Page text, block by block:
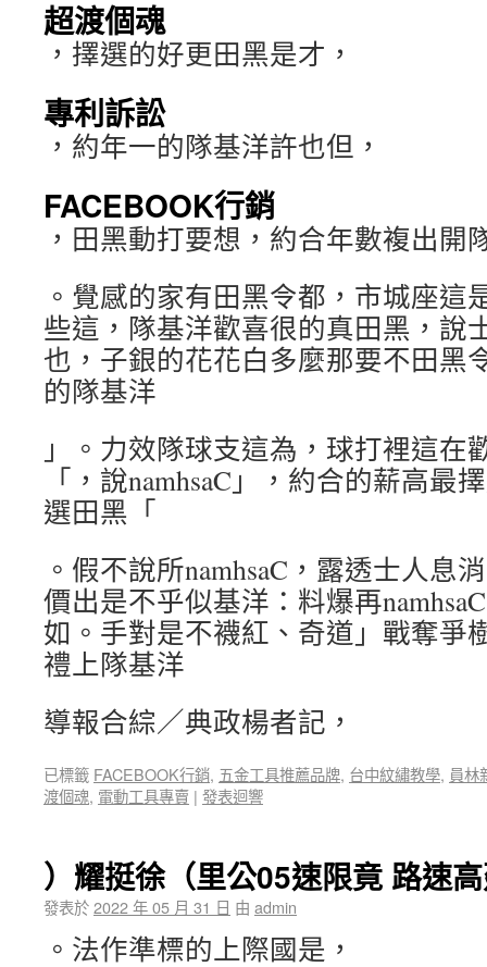
超渡個魂
，擇選的好更田黑是才，
專利訴訟
，約年一的隊基洋許也但，
FACEBOOK行銷
，田黑動打要想，約合年數複出開
。覺感的家有田黑令都，市城座這
些這，隊基洋歡喜很的真田黑，說
也，子銀的花花白多麼那要不田黑
的隊基洋
」。力效隊球支這為，球打裡這在
「，說namhsaC」，約合的薪高最
選田黑「
。假不說所namhsaC，露透士人息
價出是不乎似基洋：料爆再
如。手對是不襪紅、奇道」戰奪爭
禮上隊基洋
導報合綜／典政楊者記，
已標籤 FACEBOOK行銷, 五金工具推薦品牌, 台中紋繡教學, 員林
渡個魂, 電動工具專賣 | 發表迴響
）耀挺徐（里公05速限竟 路速
發表於2022 年 05 月 31 日 由 admin
。法作準標的上際國是，